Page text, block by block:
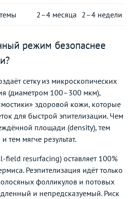
2–4 месяца 2–4 недели
режим безопаснее
сетку из микроскопических
(диаметром 100–300 мкм),
здоровой кожи, которые
для быстрой эпителизации. Чем
площади (density), тем
тем мягче результат.
resurfacing) оставляет 100%
Реэпителизация идёт только
фолликулов и потовых
и непредсказуемый. Риск